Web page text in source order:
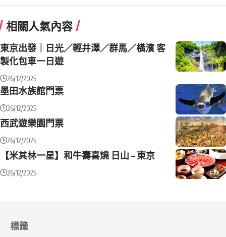
相關人氣內容
東京出發｜日光／輕井澤／群馬／橫濱 客
製化包車一日遊
26/12/2025
墨田水族館門票
26/12/2025
西武遊樂園門票
26/12/2025
【米其林一星】和牛壽喜燒 日山 – 東京
26/12/2025
標籤